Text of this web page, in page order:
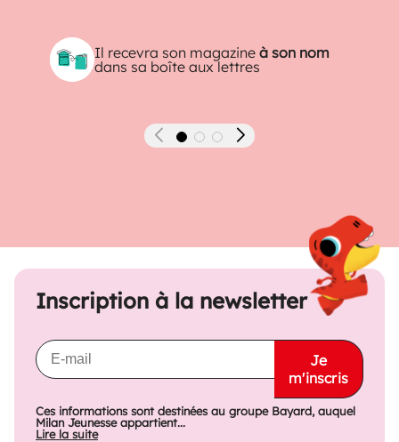
Il recevra son magazineà son nom
dans sa boîte aux lettres
Précédent Suivant
Inscription à la newsletter
Je
m'inscris
Ces informations sont destinées au groupe Bayard, auquel
Milan Jeunesse appartient...
Lire la suite